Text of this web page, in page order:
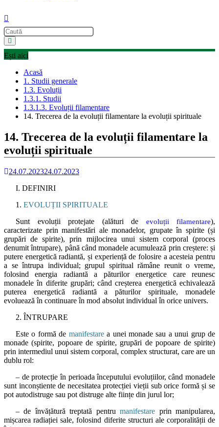
Ești aici
Acasă
1. Studii generale
1.3. Evoluții
1.3.1. Studii
1.3.1.3. Evoluții filamentare
14. Trecerea de la evoluții filamentare la evoluții spirituale
14. Trecerea de la evoluții filamentare la
evoluții spirituale
24.07.202324.07.2023
I. DEFINIRI
1. EVOLUȚII SPIRITUALE
Sunt evoluții protejate (alături de evoluții filamentare),
caracterizate prin manifestări ale monadelor, grupate în spirite (și
grupări de spirite), prin mijlocirea unui sistem corporal (proces
denumit întrupare), până când monadele acumulează prin creștere: și
putere energetică radiantă, și experiență de folosire a acesteia pentru
a se întrupa individual; grupul spiritual rămâne reunit o vreme,
folosind energia radiantă a păturilor energetice care reunesc
monadele în diferite grupări; când creșterea energetică echivalează
puterea energetică radiantă a păturilor spirituale, monadele
evoluează în continuare în mod absolut individual în orice univers.
2. ÎNTRUPARE
Este o formă de manifestarea unei monade sau a unui grup de
monade (spirite, popoare de spirite, grupări de popoare de spirite)
prin intermediul unui sistem corporal, complex structurat, care are un
dublu rol:
– de protecție în perioada începutului evoluțiilor, când monadele
sunt inconștiente de necesitatea protecției vieții sub orice formă și se
pot autodistruge sau pot distruge alte ființe din jurul lor;
– de învățătură treptată pentrumanifestare prin manipularea,
mișcarea radiației sale, folosind diferite structuri ale corporalității de